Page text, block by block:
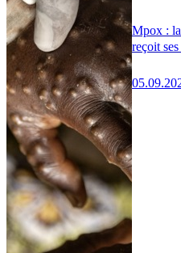
Mpox :
reçoit